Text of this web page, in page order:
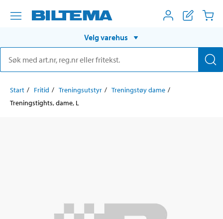
Velg varehus
Start Fritid Treningsutstyr
Treningstøy dame
Treningstights, dame, L